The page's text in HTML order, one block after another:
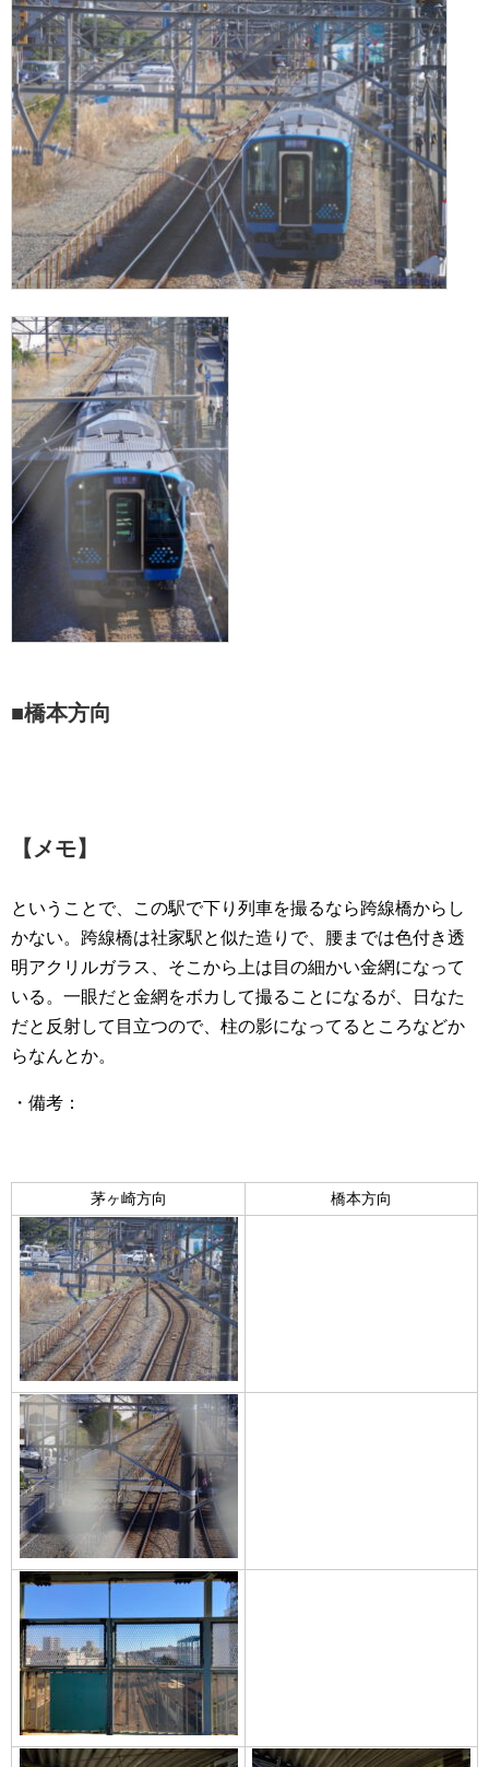
■橋本方向
【メモ】
ということで、この駅で下り列車を撮るなら跨線橋からし
かない。跨線橋は社家駅と似た造りで、腰までは色付き透
明アクリルガラス、そこから上は目の細かい金網になって
いる。一眼だと金網をボカして撮ることになるが、日なた
だと反射して目立つので、柱の影になってるところなどか
らなんとか。
・備考：
茅ヶ崎方向 橋本方向